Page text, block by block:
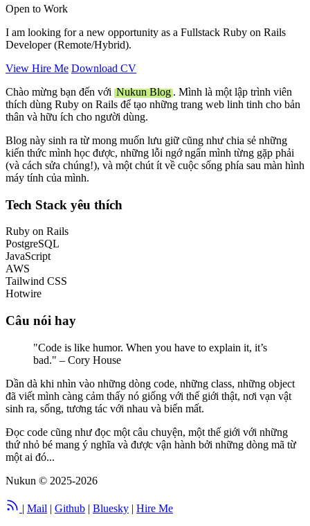
Open to Work
I am looking for a new opportunity as a Fullstack Ruby on Rails
Developer (Remote/Hybrid).
View Hire Me Download CV
Chào mừng bạn đến với Nukun Blog. Mình là một lập trình viên
thích dùng Ruby on Rails để tạo những trang web linh tinh cho bản
thân và hữu ích cho người dùng.
Blog này sinh ra từ mong muốn lưu giữ cũng như chia sẻ những
kiến thức mình học được, những lỗi ngớ ngẩn mình từng gặp phải
(và cách sửa chúng!), và một chút ít về cuộc sống phía sau màn hình
máy tính của mình.
Tech Stack yêu thích
Ruby on Rails
PostgreSQL
JavaScript
AWS
Tailwind CSS
Hotwire
Câu nói hay
"Code is like humor. When you have to explain it, it’s
bad." – Cory House
Dần dà khi nhìn vào những dòng code, những class, những object
đã viết mình càng cảm thấy nó giống với thế giới thật, nơi vạn vật
sinh ra, sống, tương tác với nhau và biến mất.
Đọc code cũng như đọc một câu chuyện, một thế giới với những
thứ nhỏ bé mang ý nghĩa và được vận hành bởi những dòng mã từ
một ai đó...
Nukun © 2025-2026
| Mail | Github | Bluesky | Hire Me